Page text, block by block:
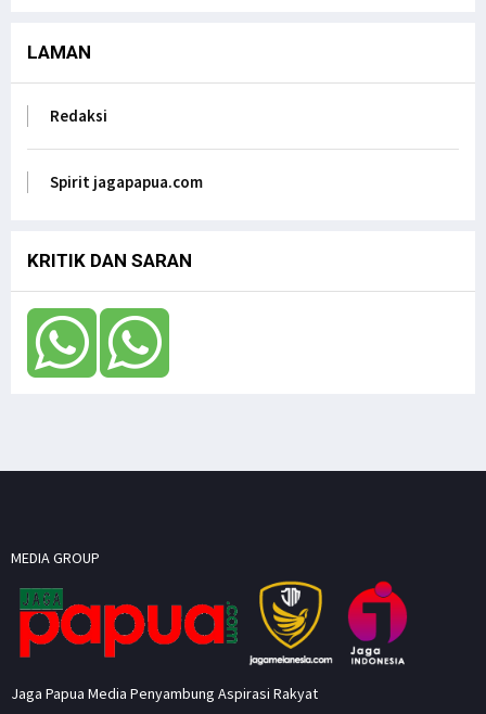
LAMAN
Redaksi
Spirit jagapapua.com
KRITIK DAN SARAN
MEDIA GROUP
Jaga Papua Media Penyambung Aspirasi Rakyat